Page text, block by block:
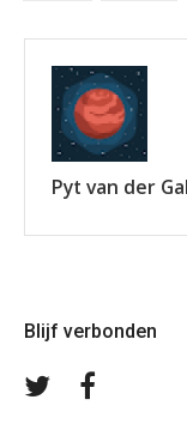
Pyt van der
Blijf verbonden
Volg